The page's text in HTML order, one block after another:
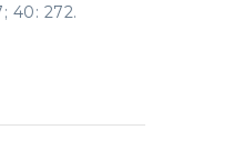
40: 272.